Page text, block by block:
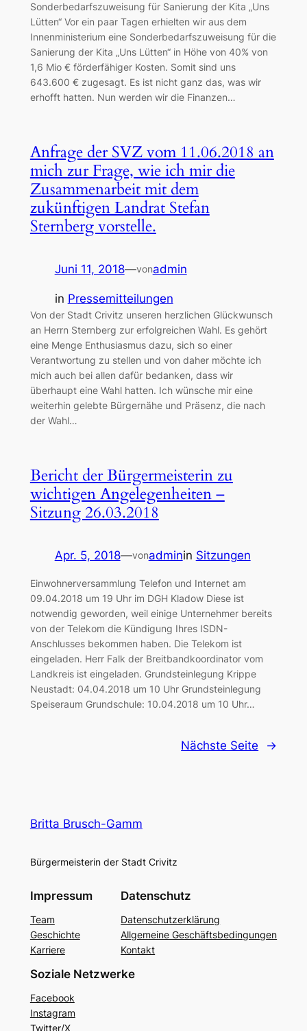
Sonderbedarfszuweisung für Sanierung der Kita „Uns
Lütten“ Vor ein paar Tagen erhielten wir aus dem
Innenministerium eine Sonderbedarfszuweisung für die
Sanierung der Kita „Uns Lütten“ in Höhe von 40% von
1,6 Mio € förderfähiger Kosten. Somit sind uns
643.600 € zugesagt. Es ist nicht ganz das, was wir
erhofft hatten. Nun werden wir die Finanzen…
Anfrage der SVZ vom 11.06.2018 an
mich zur Frage, wie ich mir die
Zusammenarbeit mit dem
zukünftigen Landrat Stefan
Sternberg vorstelle.
Juni 11, 2018—vonadmin
in Pressemitteilungen
Von der Stadt Crivitz unseren herzlichen Glückwunsch
an Herrn Sternberg zur erfolgreichen Wahl. Es gehört
eine Menge Enthusiasmus dazu, sich so einer
Verantwortung zu stellen und von daher möchte ich
mich auch bei allen dafür bedanken, dass wir
überhaupt eine Wahl hatten. Ich wünsche mir eine
weiterhin gelebte Bürgernähe und Präsenz, die nach
der Wahl…
Bericht der Bürgermeisterin zu
wichtigen Angelegenheiten –
Sitzung 26.03.2018
Apr. 5, 2018—vonadminin Sitzungen
Einwohnerversammlung Telefon und Internet am
09.04.2018 um 19 Uhr im DGH Kladow Diese ist
notwendig geworden, weil einige Unternehmer bereits
von der Telekom die Kündigung Ihres ISDN-
Anschlusses bekommen haben. Die Telekom ist
eingeladen. Herr Falk der Breitbandkoordinator vom
Landkreis ist eingeladen. Grundsteinlegung Krippe
Neustadt: 04.04.2018 um 10 Uhr Grundsteinlegung
Speiseraum Grundschule: 10.04.2018 um 10 Uhr…
Nächste Seite →
Britta Brusch-Gamm
Bürgermeisterin der Stadt Crivitz
Impressum
Team
Geschichte
Karriere
Datenschutz
Datenschutzerklärung
Allgemeine Geschäftsbedingungen
Kontakt
Soziale Netzwerke
Facebook
Instagram
Twitter/X